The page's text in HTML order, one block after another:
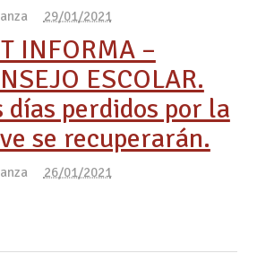
29/01/2021
INFORMA –
ESCOLAR.
días perdidos por la
se recuperarán.
26/01/2021